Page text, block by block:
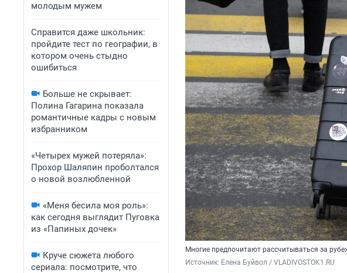
молодым мужем
Справится даже школьник:
пройдите тест по географии, в
котором очень стыдно
ошибиться
Больше не скрывает:
Полина Гагарина показала
романтичные кадры с новым
избранником
«Четырех мужей потеряла»:
Прохор Шаляпин проболтался
о новой возлюбленной
«Меня бесила моя роль»:
как сегодня выглядит Пуговка
из «Папиных дочек»
Круче сюжета любого
сериала: посмотрите, что
Многие предпочитают рассчитываться за
Источник: Елена Буйвол / VLADIVOSTOK1.RU